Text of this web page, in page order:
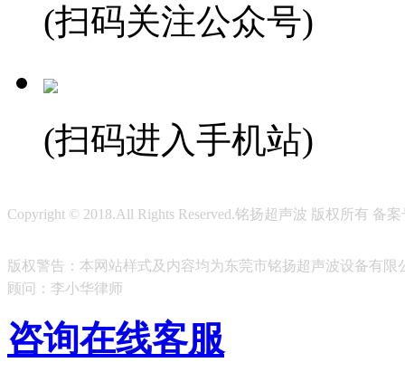
(扫码关注公众号)
(扫码进入手机站)
Copyright © 2018.All Rights Reserved.铭扬超声波 版权所有 备
版权警告：本网站样式及内容均为东莞市铭扬超声波设备有
顾问：李小华律师
咨询在线客服